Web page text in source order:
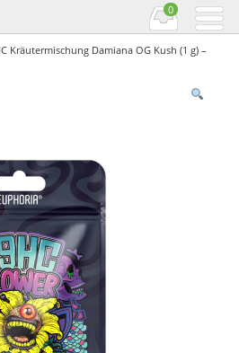
0
Kräutermischung Damiana OG Kush (1 g) –